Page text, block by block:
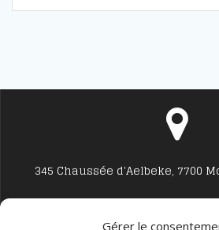
Gérer le
345 Chaussée d'Aelbeke, 7700